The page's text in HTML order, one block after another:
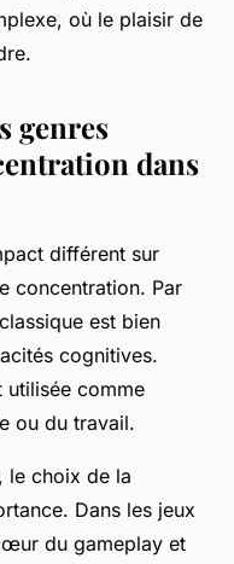
où le plaisir de
genres
dans
différent sur
concentration. Par
est bien
cognitives.
utilisée comme
ou du travail.
le choix de la
Dans les jeux
du gameplay et